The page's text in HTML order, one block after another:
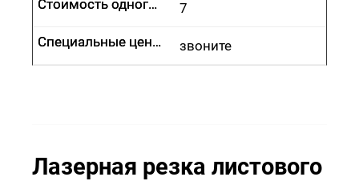
7
Стоимость одного врезания, руб.
Стоимость одного врезания, руб.
звоните
Специальные цены
Специальные цены
Лазерная резка листового